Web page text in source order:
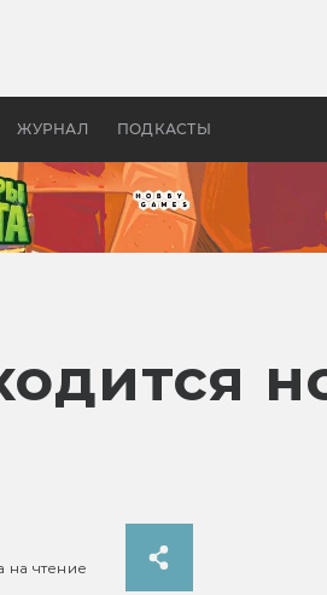
ЖУРНАЛ ПОДКАСТЫ
бы «Властелина колец»
на чтение